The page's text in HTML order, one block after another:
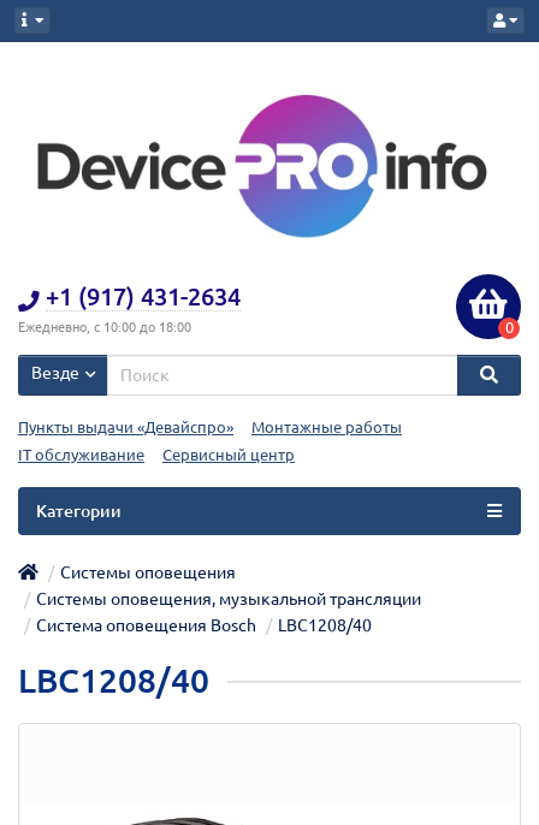
+1 (917) 431-2634
Ежедневно, с 10:00 до 18:00 0
Везде
Пункты выдачи «Девайспро»
Монтажные работы
IT обслуживание
Сервисный центр
Категории
Системы оповещения
Системы оповещения, музыкальной трансляции
Система оповещения Bosch
LBC1208/40
LBC1208/40